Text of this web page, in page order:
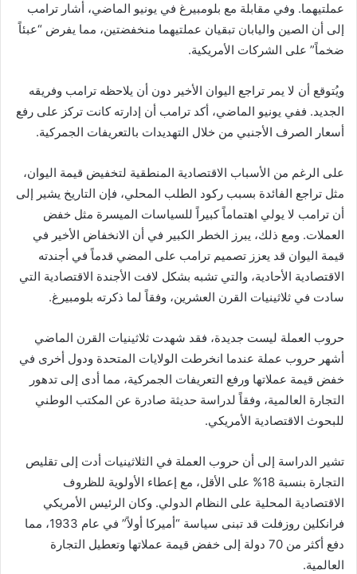
عملتيهما. وفي مقابلة مع بلومبيرغ في يونيو الماضي، أشار ترامب
إلى أن الصين واليابان تبقيان عملتيهما منخفضتين، مما يفرض “عبئاً
ضخماً” على الشركات الأمريكية.
ويُتوقع أن لا يمر تراجع اليوان الأخير دون أن يلاحظه ترامب وفريقه
الجديد. ففي يونيو الماضي، أكد ترامب أن إدارته كانت تركز على رفع
أسعار الصرف الأجنبي من خلال التهديدات بالتعريفات الجمركية.
على الرغم من الأسباب الاقتصادية المنطقية لتخفيض قيمة اليوان،
مثل تراجع الفائدة بسبب ركود الطلب المحلي، فإن التاريخ يشير إلى
أن ترامب لا يولي اهتماماً كبيراً للسياسات الميسرة مثل خفض
العملات. ومع ذلك، يبرز الخطر الكبير في أن الانخفاض الأخير في
قيمة اليوان قد يعزز تصميم ترامب على المضي قدماً في أجندته
الاقتصادية الأحادية، والتي تشبه بشكل لافت الأجندة الاقتصادية التي
سادت في ثلاثينيات القرن العشرين، وفقاً لما ذكرته بلومبيرغ.
حروب العملة ليست جديدة، فقد شهدت ثلاثينيات القرن الماضي
أشهر حروب عملة عندما انخرطت الولايات المتحدة ودول أخرى في
خفض قيمة عملاتها ورفع التعريفات الجمركية، مما أدى إلى تدهور
التجارة العالمية، وفقاً لدراسة حديثة صادرة عن المكتب الوطني
للبحوث الاقتصادية الأمريكي.
تشير الدراسة إلى أن حروب العملة في الثلاثينيات أدت إلى تقليص
التجارة بنسبة 18% على الأقل، مع إعطاء الأولوية للظروف
الاقتصادية المحلية على النظام الدولي. وكان الرئيس الأمريكي
فرانكلين روزفلت قد تبنى سياسة “أميركا أولاً” في عام 1933، مما
دفع أكثر من 70 دولة إلى خفض قيمة عملاتها وتعطيل التجارة
العالمية.